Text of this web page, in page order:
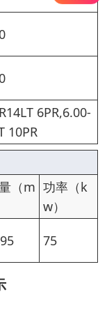
6PR,6.00-
10PR
（m 功率（k
w）
75